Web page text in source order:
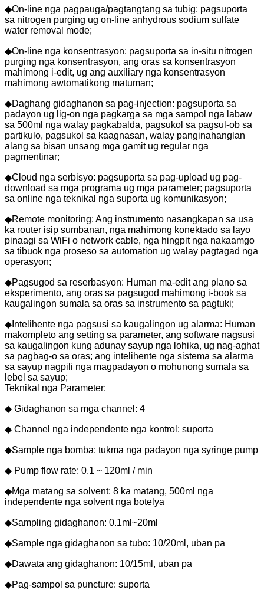
◆On-line nga pagpauga/pagtangtang sa tubig: pagsuporta
sa nitrogen purging ug on-line anhydrous sodium sulfate
water removal mode;
◆On-line nga konsentrasyon: pagsuporta sa in-situ nitrogen
purging nga konsentrasyon, ang oras sa konsentrasyon
mahimong i-edit, ug ang auxiliary nga konsentrasyon
mahimong awtomatikong matuman;
◆Daghang gidaghanon sa pag-injection: pagsuporta sa
padayon ug lig-on nga pagkarga sa mga sampol nga labaw
sa 500ml nga walay pagkabalda, pagsukol sa pagsul-ob sa
partikulo, pagsukol sa kaagnasan, walay panginahanglan
alang sa bisan unsang mga gamit ug regular nga
pagmentinar;
◆Cloud nga serbisyo: pagsuporta sa pag-upload ug pag-
download sa mga programa ug mga parameter; pagsuporta
sa online nga teknikal nga suporta ug komunikasyon;
◆Remote monitoring: Ang instrumento nasangkapan sa usa
ka router isip sumbanan, nga mahimong konektado sa layo
pinaagi sa WiFi o network cable, nga hingpit nga nakaamgo
sa tibuok nga proseso sa automation ug walay pagtagad nga
operasyon;
◆Pagsugod sa reserbasyon: Human ma-edit ang plano sa
eksperimento, ang oras sa pagsugod mahimong i-book sa
kaugalingon sumala sa oras sa instrumento sa pagtuki;
◆Intelihente nga pagsusi sa kaugalingon ug alarma: Human
makompleto ang setting sa parameter, ang software nagsusi
sa kaugalingon kung adunay sayup nga lohika, ug nag-aghat
sa pagbag-o sa oras; ang intelihente nga sistema sa alarma
sa sayup nagpili nga magpadayon o mohunong sumala sa
lebel sa sayup;
Teknikal nga Parameter:
◆ Gidaghanon sa mga channel: 4
◆ Channel nga independente nga kontrol: suporta
◆Sample nga bomba: tukma nga padayon nga syringe pump
◆ Pump flow rate: 0.1 ~ 120ml / min
◆Mga matang sa solvent: 8 ka matang, 500ml nga
independente nga solvent nga botelya
◆Sampling gidaghanon: 0.1ml~20ml
◆Sample nga gidaghanon sa tubo: 10/20ml, uban pa
◆Dawata ang gidaghanon: 10/15ml, uban pa
◆Pag-sampol sa puncture: suporta